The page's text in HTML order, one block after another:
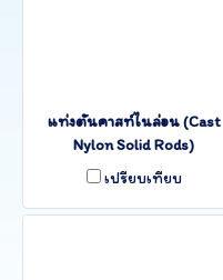
แท่งตันคาสท์ไนล่อน (Cast
Nylon Solid Rods)
เปรียบเทียบ